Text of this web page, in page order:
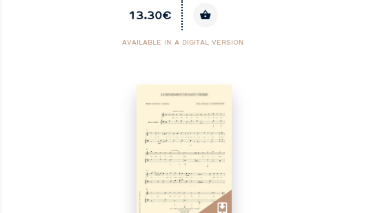
13.30€
AVAILABLE IN A DIGITAL VERSION